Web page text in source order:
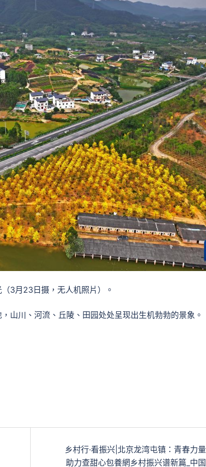
3月23日摄，无人机照片）。
山川、河流、丘陵、田园处处呈现出生机勃勃的景象。
乡村行·看振兴|北京龙湾屯镇：青春力量
助力查甜心包養網乡村振兴谱新篇_中国